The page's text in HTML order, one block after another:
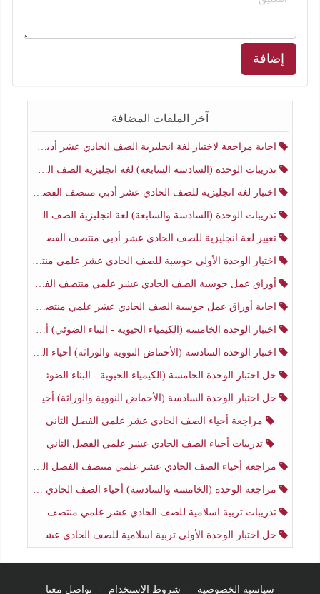
إضافة
آخر الملفات المضافة
اجابة مراجعة لاختبار لغة انجليزية الصف الحادي عشر أدبي منتصف الفصل الثاني
تدريبات الوحدة (السادسة السابعة) لغة انجليزية الصف الحادي عشر أدبي منتصف الفصل الثاني
اختبار لغة انجليزية للصف الحادي عشر أدبي منتصف الفصل الثاني
تدريبات الوحدة (السادسة والسابعة) لغة انجليزية الصف الحادي عشر أدبي الفصل الثاني
تعبير لغة انجليزية للصف الحادي عشر أدبي منتصف الفصل الثاني
اختبار الوحدة الأولى حوسبة للصف الحادي عشر علمي منتصف الفصل الثاني
أوراق عمل حوسبة الصف الحادي عشر علمي منتصف الفصل الثاني
اجابة أوراق عمل حوسبة الصف الحادي عشر علمي منتصف الفصل الثاني
اختبار الوحدة الخامسة (الكيمياء الحيوية - البناء الضوئي) أحياء الصف الحادي عشر علمي الفصل الثاني
اختبار الوحدة السادسة (الأحماض النووية والوراثة) أحياء الصف الحادي عشر علمي منتصف الفصل الثاني
حل اختبار الوحدة الخامسة (الكيمياء الحيوية - البناء الضوئي) أحياء الصف الحادي عشر علمي الفصل الثاني
حل اختبار الوحدة السادسة (الأحماض النووية والوراثة) أحياء الصف الحادي عشر علمي منتصف الفصل الثاني
مراجعة أحياء الصف الحادي عشر علمي الفصل الثاني
تدريبات أحياء الصف الحادي عشر علمي الفصل الثاني
مراجعة أحياء الصف الحادي عشر علمي منتصف الفصل الثاني
مراجعة الوحدة (الخامسة والسادسة) أحياء الصف الحادي عشر علمي منتصف الفصل الثاني
تدريبات تربية اسلامية للصف الحادي عشر علمي منتصف الفصل الثاني
حل اختبار الوحدة الأولى تربية اسلامية للصف الحادي عشر علمي منتصف الفصل الثاني
سياسية الخصوصية - شروط الاستخدام - تواصل معنا